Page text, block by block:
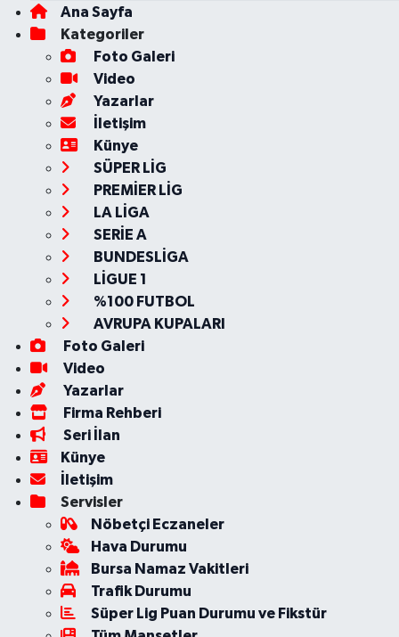
Ana Sayfa
Kategoriler
Foto Galeri
Video
Yazarlar
İletişim
Künye
SÜPER LİG
PREMİER LİG
LA LİGA
SERİE A
BUNDESLİGA
LİGUE 1
%100 FUTBOL
AVRUPA KUPALARI
Foto Galeri
Video
Yazarlar
Firma Rehberi
Seri İlan
Künye
İletişim
Servisler
Nöbetçi Eczaneler
Hava Durumu
Bursa Namaz Vakitleri
Trafik Durumu
Süper Lig Puan Durumu ve Fikstür